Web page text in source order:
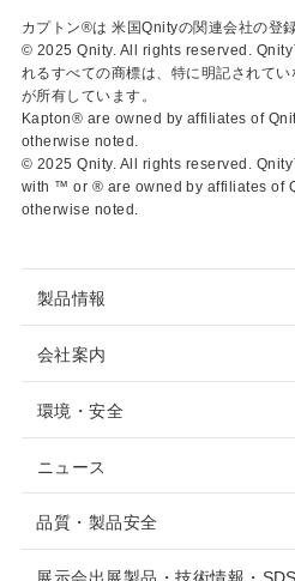
カプトン®は 米国Qnityの関連会社の登録
© 2025 Qnity. All rights reserved.
れるすべての商標は、特に明記されて
が所有しています。
Kapton® are owned by affiliates of
otherwise noted.
© 2025 Qnity. All rights reserved.
with ™ or ® are owned by affiliates of
otherwise noted.
製品情報
会社案内
環境・安全
ニュース
品質・製品安全